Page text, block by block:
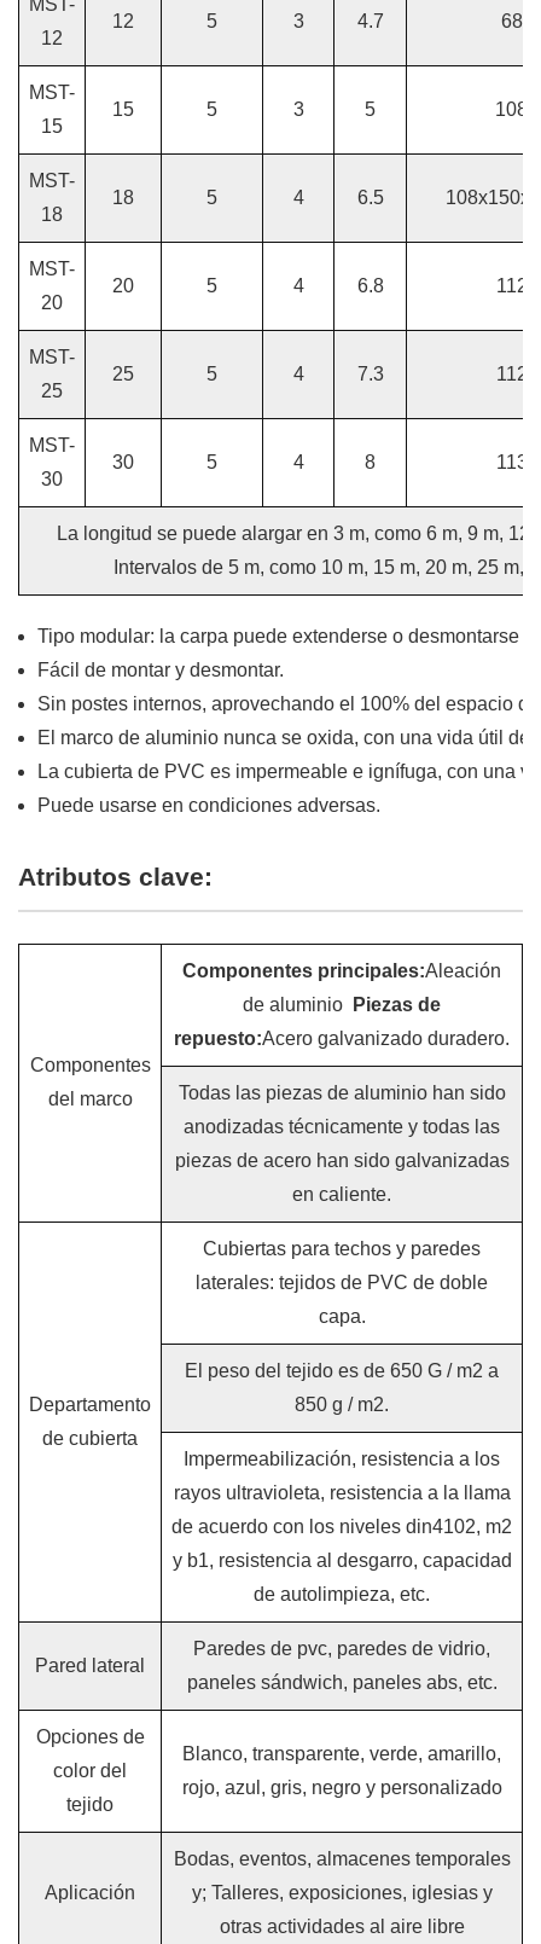
MST-
12
12 5 3 4.7
MST-
15
15 5 3 5
MST-
18
18 5 4 6.5
MST-
20
20 5 4 6.8
MST-
25
25 5 4 7.3
MST-
30
30 5 4 8
La longitud se puede alargar en 3 m, como 6 m, 9 m, 12
Intervalos de 5 m, como 10 m, 15 m, 20 m, 25 m,
Tipo modular: la carpa puede extenderse o desmontarse
Fácil de montar y desmontar.
Sin postes internos, aprovechando el 100% del espacio
El marco de aluminio nunca se oxida, con una vida útil de
La cubierta de PVC es impermeable e ignífuga, con una
Puede usarse en condiciones adversas.
Atributos clave:
Componentes
del marco
Componentes principales:Aleación
de aluminio
Piezas de
repuesto:Acero galvanizado duradero.
Todas las piezas de aluminio han sido
anodizadas técnicamente y todas las
piezas de acero han sido galvanizadas
en caliente.
Departamento
de cubierta
Cubiertas para techos y paredes
laterales: tejidos de PVC de doble
capa.
El peso del tejido es de 650 G / m2 a
850 g / m2.
Impermeabilización, resistencia a los
rayos ultravioleta, resistencia a la llama
de acuerdo con los niveles din4102, m2
y b1, resistencia al desgarro, capacidad
de autolimpieza, etc.
Pared lateral
Paredes de pvc, paredes de vidrio,
paneles sándwich, paneles abs, etc.
Opciones de
color del
tejido
Blanco, transparente, verde, amarillo,
rojo, azul, gris, negro y personalizado
Aplicación
Bodas, eventos, almacenes temporales
y; Talleres, exposiciones, iglesias y
otras actividades al aire libre